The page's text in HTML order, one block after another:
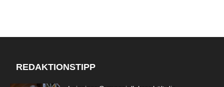
REDAKTIONSTIPP